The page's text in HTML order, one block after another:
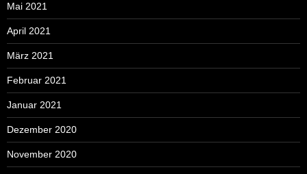
Mai 2021
April 2021
März 2021
Februar 2021
Januar 2021
Dezember 2020
November 2020